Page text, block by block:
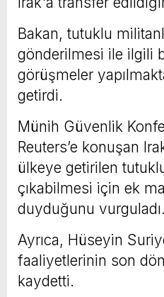
Bakan, tutuklu
gönderilmesi ile ilgili
görüşmeler
getirdi.
Münih Güvenlik
Reuters’e konuşan
ülkeye getirilen
çıkabilmesi için ek
duyduğunu vurguladı.
Ayrıca, Hüseyin
faaliyetlerinin son
kaydetti.